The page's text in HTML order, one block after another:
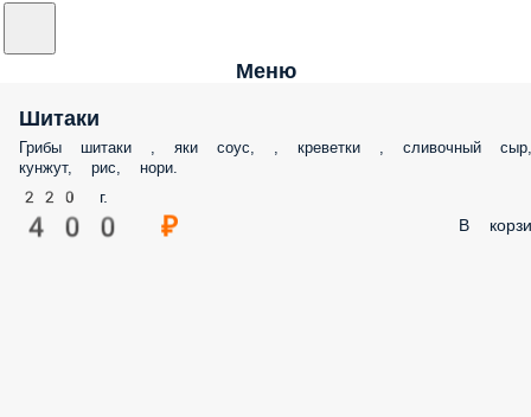
Меню
Шитаки
Грибы шитаки , яки соус, , креветки , сливочный сыр,
кунжут, рис, нори.
220 г.
400 ₽ В